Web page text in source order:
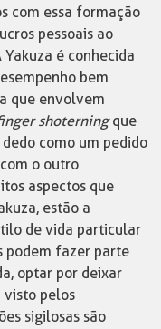
com essa formação
pessoais ao
é conhecida
bem
que envolvem
shoterningque
como um pedido
o outro
aspectos que
estão a
de vida particular
podem fazer parte
optar por deixar
visto pelos
sigilosas são